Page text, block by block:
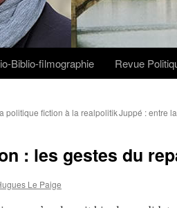
Biblio-filmographie Revue
politique fiction à la realpolitikJuppé : entre
: les gestes du
Le Paige